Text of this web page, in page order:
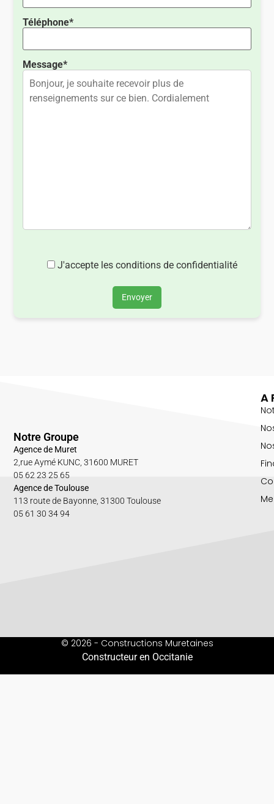
Téléphone*
Message*
J'accepte les conditions de confidentialité
Envoyer
A
Notre Groupe
Agence de Muret
2,rue Aymé KUNC, 31600 MURET
05 62 23 25 65
Agence de Toulouse
113 route de Bayonne, 31300 Toulouse
05 61 30 34 94
© 2026 - Constructions Muretaines
Constructeur en Occitanie